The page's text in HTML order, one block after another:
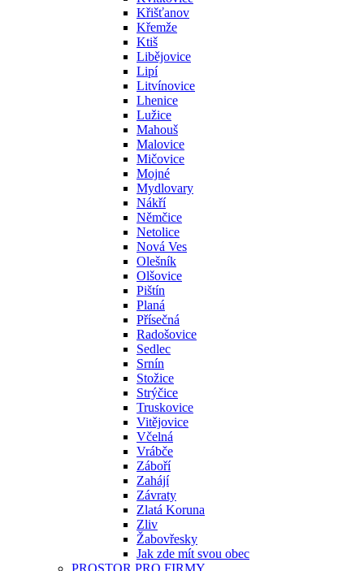
Křišťanov
Křemže
Ktiš
Libějovice
Lipí
Litvínovice
Lhenice
Lužice
Mahouš
Malovice
Mičovice
Mojné
Mydlovary
Nákří
Němčice
Netolice
Nová Ves
Olešník
Olšovice
Pištín
Planá
Přísečná
Radošovice
Sedlec
Srnín
Stožice
Strýčice
Truskovice
Vitějovice
Včelná
Vrábče
Záboří
Zahájí
Závraty
Zlatá Koruna
Zliv
Žabovřesky
Jak zde mít svou obec
PROSTOR PRO FIRMY